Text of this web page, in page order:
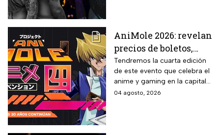
AniMole 2026: revelan
precios de boletos,
fechas y actividades
confirmadas
Tendremos la cuarta edición
de este evento que celebra el
anime y gaming en la capital
del país
04 agosto, 2026